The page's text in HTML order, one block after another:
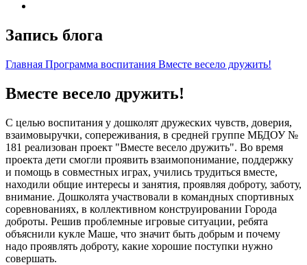
Запись блога
Главная Программа воспитания Вместе весело дружить!
Вместе весело дружить!
С целью воспитания у дошколят дружеских чувств, доверия,
взаимовыручки, сопереживания, в средней группе МБДОУ №
181 реализован проект "Вместе весело дружить". Во время
проекта дети смогли проявить взаимопонимание, поддержку
и помощь в совместных играх, учились трудиться вместе,
находили общие интересы и занятия, проявляя доброту, заботу,
внимание. Дошколята участвовали в командных спортивных
соревнованиях, в коллективном конструировании Города
доброты. Решив проблемные игровые ситуации, ребята
объяснили кукле Маше, что значит быть добрым и почему
надо проявлять доброту, какие хорошие поступки нужно
совершать.